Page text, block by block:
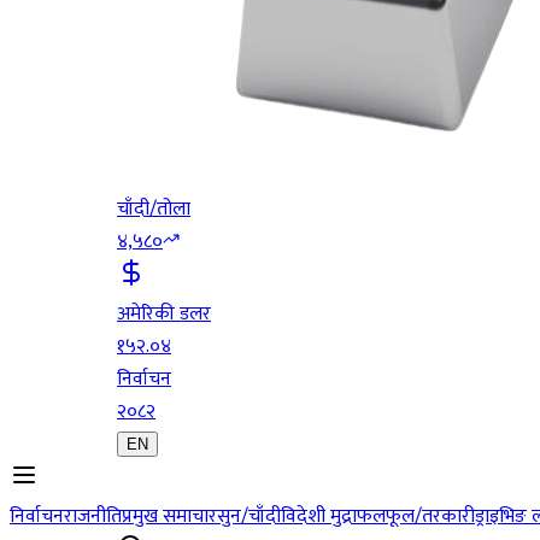
चाँदी/तोला
४,५८०
अमेरिकी डलर
१५२.०४
निर्वाचन
२०८२
EN
निर्वाचनराजनीतिप्रमुख समाचारसुन/चाँदीविदेशी मुद्राफलफूल/तरकारी